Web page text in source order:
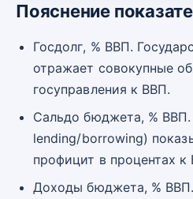
Пояснение
Госдолг, % ВВП.
отражает совокупные
госуправления к ВВП.
Сальдо бюджета, %
lending/borrowing)
профицит в процентах к
Доходы бюджета, %